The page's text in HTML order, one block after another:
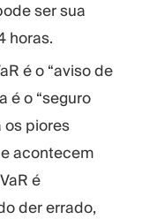
ser sua
horas.
é o “aviso de
é o “seguro
os piores
acontecem
é
der errado,